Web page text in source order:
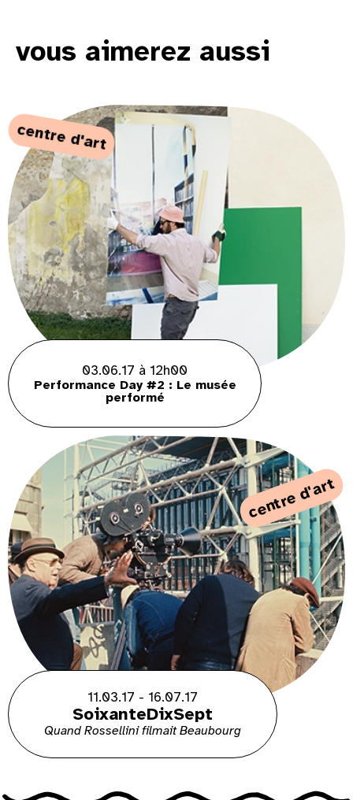
vous aimerez aussi
centre d'art
03.06.17 à 12h00
Performance Day #2 : Le musée
performé
centre d'art
11.03.17 - 16.07.17
SoixanteDixSept
Quand Rossellini filmait Beaubourg